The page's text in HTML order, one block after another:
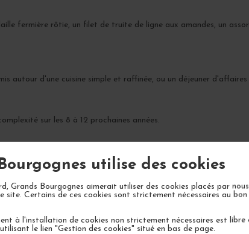
utilise des cookies
Grands Bourgognes aimerait utiliser des cookies placés par
site. Certains de ces cookies sont strictement nécessaires au
à l'installation de cookies non strictement nécessaires est
le lien "Gestion des cookies" situé en bas de page.
fermière rôtie, un filet de truite de ligne aux amandes, un
autour d'une cuisine simple et raffinée, ou un déjeuner
sur les 8 à 12 prochaines années.